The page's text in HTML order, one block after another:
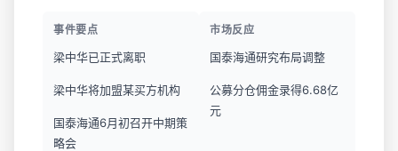
事件要点
梁中华已正式离职
梁中华将加盟某买方机构
国泰海通6月初召开中期策
略会
市场反应
国泰海通研究布局调整
公募分仓佣金录得6.68亿
元